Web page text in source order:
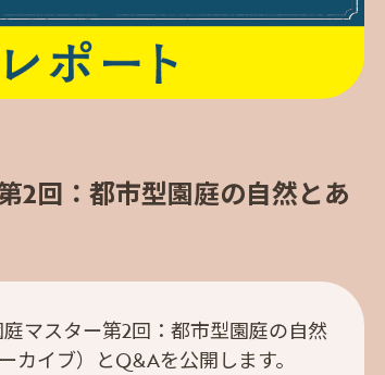
2回：都市型園庭の自然とあ
マスター第2回：都市型園庭の自然
カイブ）とQ&Aを公開します。